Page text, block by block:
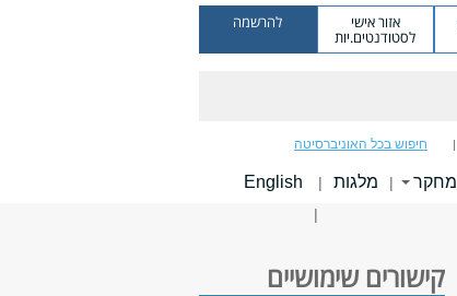
אזור אישי
לסטודנטים.יות
להרשמה
חיפוש בכל האוניברסיטה
מחקר | מלגות
|
|
English
קישורים שימושיים